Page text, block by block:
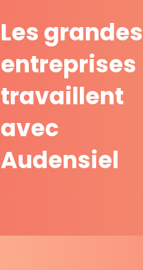
Les
entreprises
travaillent
avec
Audensiel